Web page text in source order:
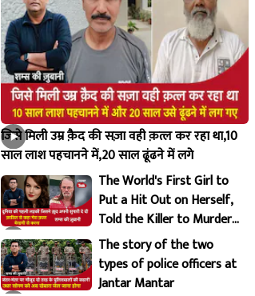
जिसे मिली उम्र क़ैद की सज़ा वही क़त्ल कर रहा था,10
साल लाश पहचानने में,20 साल ढूंढने में लगे
The World's First Girl to
Put a Hit Out on Herself,
Told the Killer to Murder
Her Brutally
The story of the two
types of police officers at
Jantar Mantar